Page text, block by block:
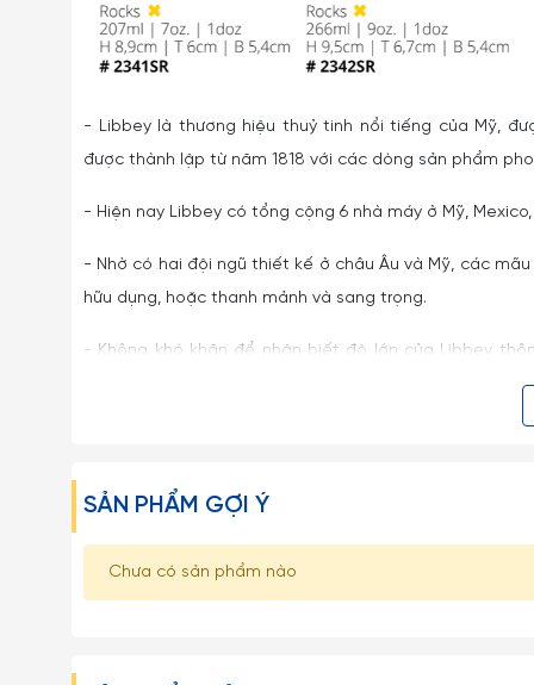
- Libbey là thương hiệu thuỷ tinh nổi tiếng của Mỹ,
được thành lập từ năm 1818 với các dòng sản phẩm
- Hiện nay Libbey có tổng cộng 6 nhà máy ở Mỹ,
- Nhờ có hai đội ngũ thiết kế ở châu Âu và Mỹ, các
hữu dụng, hoặc thanh mảnh và sang trọng.
- Không khó khăn để nhận biết độ lớn của Libbey
Libbey còn được biết đến về độ bền nổi trội, đóng
- Ly thủy tinh Libbey là sản phẩm độc đáo của thương
- Ly được sử dụng phổ biến cho việc đựng các đồ
SẢN PHẨM GỢI Ý
Chưa có sản phẩm nào